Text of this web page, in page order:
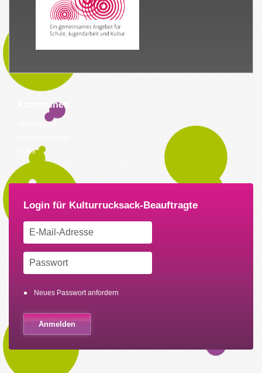
Kommunen
Hintergrund
Links
Neues Passwort anfordern